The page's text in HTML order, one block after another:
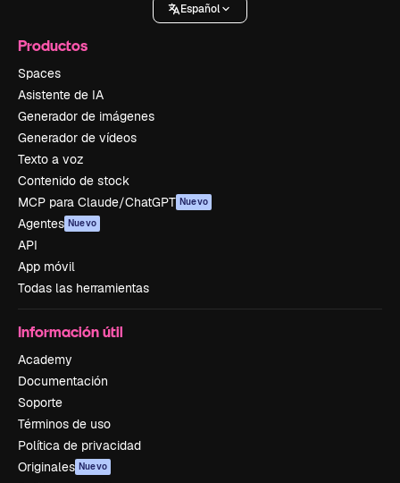
Español
Productos
Spaces
Asistente de IA
Generador de imágenes
Generador de vídeos
Texto a voz
Contenido de stock
MCP para Claude/ChatGPT Nuevo
Agentes Nuevo
API
App móvil
Todas las herramientas
Información útil
Academy
Documentación
Soporte
Términos de uso
Política de privacidad
Originales Nuevo